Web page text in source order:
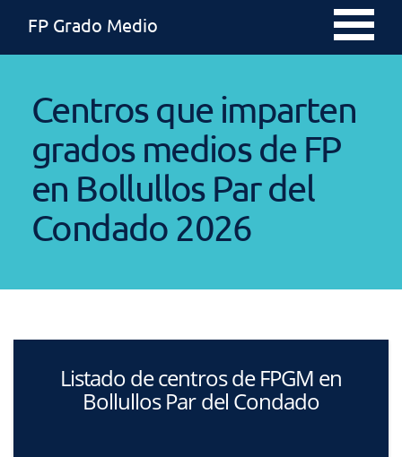
FP Grado Medio
Centros que imparten
grados medios de FP
en Bollullos Par del
Condado 2026
Listado de centros de FPGM en
Bollullos Par del Condado